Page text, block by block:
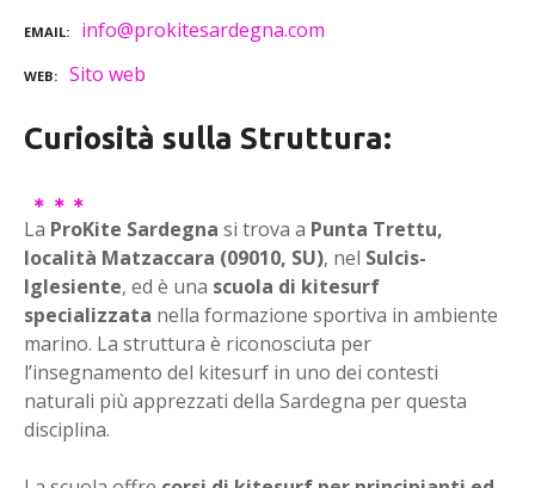
EMAIL info@prokitesardegna.com
WEB Sito web
Curiosità sulla Struttura:
La ProKite Sardegna si trova a Punta Trettu,
località Matzaccara (09010, SU), nel Sulcis-
Iglesiente, ed è una scuola di kitesurf
specializzata nella formazione sportiva in ambiente
marino. La struttura è riconosciuta per
l’insegnamento del kitesurf in uno dei contesti
naturali più apprezzati della Sardegna per questa
disciplina.